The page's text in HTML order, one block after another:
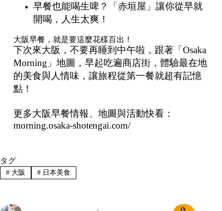
早餐也能喝生啤？「赤垣屋」讓你從早就
開喝，人生太爽！
大阪早餐，就是要這麼花樣百出！
下次來大阪，不要再睡到中午啦，跟著「Osaka
Morning」地圖，早起吃遍商店街，體驗最在地
的美食與人情味，讓旅程從第一餐就超有記憶
點！
更多大阪早餐情報、地圖與活動快看：
morning.osaka-shotengai.com/
タグ
#大阪 #日本美食